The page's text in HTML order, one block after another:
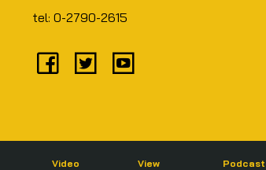
tel: 0-2790-2615
Video
View
Podcast